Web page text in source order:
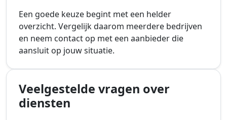
Een goede keuze begint met een helder
overzicht. Vergelijk daarom meerdere bedrijven
en neem contact op met een aanbieder die
aansluit op jouw situatie.
Veelgestelde vragen over
diensten